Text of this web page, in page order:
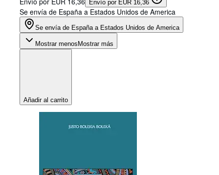
Envío por EUR 16,36
Se envía de España a Estados Unidos de America
Se envía de España a Estados Unidos de America
Mostrar menos Mostrar más
Añadir al carrito